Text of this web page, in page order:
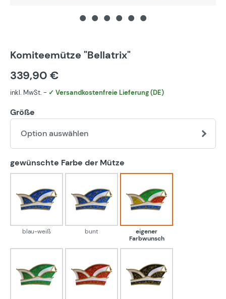
Komiteemütze "Bellatrix"
339,90 €
inkl. MwSt. - ✓ Versandkostenfreie Lieferung (DE)
Größe
Option auswählen
gewünschte Farbe der Mütze
blau-weiß
blau-weiß
bunt
bunt
eigener Farbwunsch
eigener
Farbwunsch
grün-weiß rot-weiß schwarz-weiß